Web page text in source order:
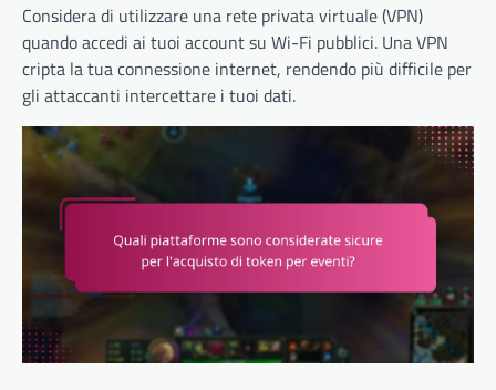
Considera di utilizzare una rete privata virtuale (VPN)
quando accedi ai tuoi account su Wi-Fi pubblici. Una VPN
cripta la tua connessione internet, rendendo più difficile per
gli attaccanti intercettare i tuoi dati.